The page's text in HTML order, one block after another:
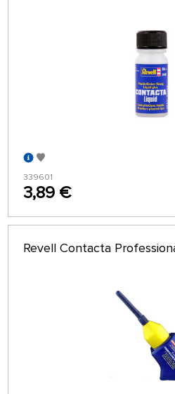
339601
3,89 €
Revell Contacta